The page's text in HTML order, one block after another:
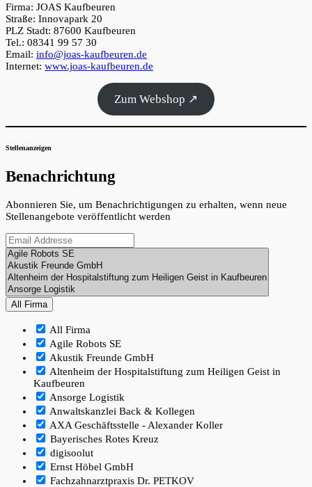
Firma: JOAS Kaufbeuren
Straße: Innovapark 20
PLZ Stadt: 87600 Kaufbeuren
Tel.: 08341 99 57 30
Email: info@joas-kaufbeuren.de
Internet: www.joas-kaufbeuren.de
Zum Webshop ↗
Stellenanzeigen
Benachrichtung
Abonnieren Sie, um Benachrichtigungen zu erhalten, wenn neue
Stellenangebote veröffentlicht werden
All Firma
All Firma
Agile Robots SE
Akustik Freunde GmbH
Altenheim der Hospitalstiftung zum Heiligen Geist in
Kaufbeuren
Ansorge Logistik
Anwaltskanzlei Back & Kollegen
AXA Geschäftsstelle - Alexander Koller
Bayerisches Rotes Kreuz
digisoolut
Ernst Höbel GmbH
Fachzahnarztpraxis Dr. PETKOV